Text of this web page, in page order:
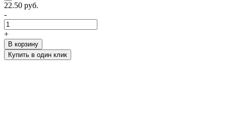
22.50 руб.
-
+
В корзину
Купить в один клик